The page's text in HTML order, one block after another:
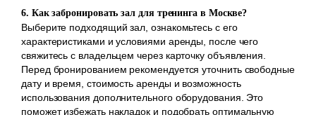
6. Как забронировать зал для тренинга в Москве?
Выберите подходящий зал, ознакомьтесь с его
характеристиками и условиями аренды, после чего
свяжитесь с владельцем через карточку объявления.
Перед бронированием рекомендуется уточнить свободные
дату и время, стоимость аренды и возможность
использования дополнительного оборудования. Это
поможет избежать накладок и подобрать оптимальную